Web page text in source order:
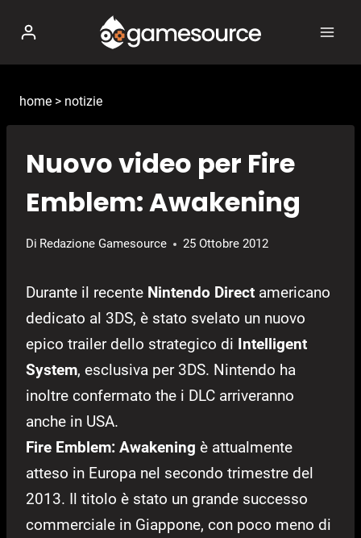
contenuto
home > notizie
Nuovo video per Fire
Emblem: Awakening
Di Redazione Gamesource 25 Ottobre 2012
Durante il recente Nintendo Direct americano
dedicato al 3DS, è stato svelato un nuovo
epico trailer dello strategico di Intelligent
System, esclusiva per 3DS. Nintendo ha
inoltre confermato the i DLC arriveranno
anche in USA.
Fire Emblem: Awakening è attualmente
atteso in Europa nel secondo trimestre del
2013. Il titolo è stato un grande successo
commerciale in Giappone, con poco meno di